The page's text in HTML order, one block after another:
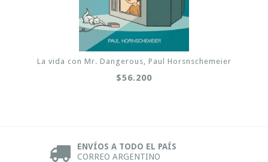
La vida con Mr. Dangerous, Paul Horsnschemeier
$56.200
ENVÍOS A TODO EL PAÍS
CORREO ARGENTINO